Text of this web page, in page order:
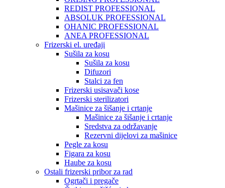
REDIST PROFESSIONAL
ABSOLUK PROFESSIONAL
OHANIC PROFESSIONAL
ANEA PROFESSIONAL
Frizerski el. uređaji
Sušila za kosu
Sušila za kosu
Difuzori
Stalci za fen
Frizerski usisavači kose
Frizerski sterilizatori
Mašinice za šišanje i crtanje
Mašinice za šišanje i crtanje
Sredstva za održavanje
Rezervni dijelovi za mašinice
Pegle za kosu
Figara za kosu
Haube za kosu
Ostali frizerski pribor za rad
Ogrtači i pregače